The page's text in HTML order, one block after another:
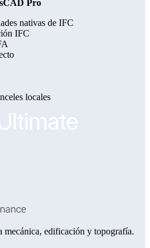
Pro
nativas de IFC
IFC
locales
edificación y topografía.